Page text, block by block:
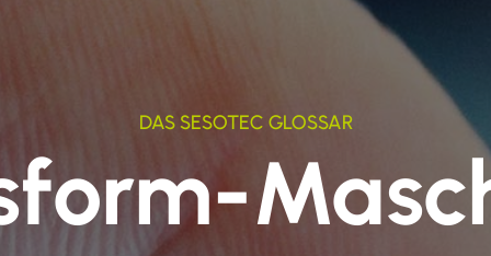
DAS SESOTEC GLOSSAR